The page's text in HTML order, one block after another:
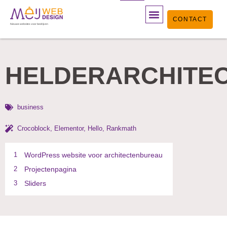
naarNieuwe websites voor bedrijven
CONTACT
business
Crocoblock, Elementor, Hello, Rankmath
1 WordPress website voor architectenbureau
2 Projectenpagina
3 Sliders